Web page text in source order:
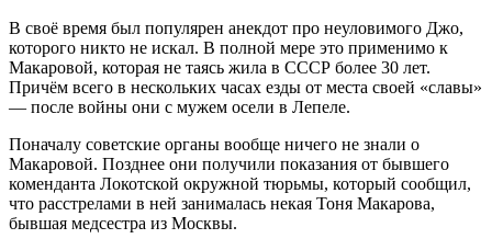
В своё время был популярен анекдот про неуловимого Джо,
которого никто не искал. В полной мере это применимо к
Макаровой, которая не таясь жила в СССР более 30 лет.
Причём всего в нескольких часах езды от места своей «славы»
— после войны они с мужем осели в Лепеле.
Поначалу советские органы вообще ничего не знали о
Макаровой. Позднее они получили показания от бывшего
коменданта Локотской окружной тюрьмы, который сообщил,
что расстрелами в ней занималась некая Тоня Макарова,
бывшая медсестра из Москвы.